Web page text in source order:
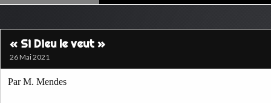
« Si Dieu le veut »
26 Mai 2021
Par M. Mendes